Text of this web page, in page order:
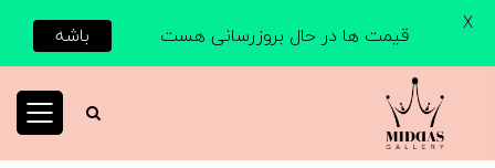
قیمت ها در حال بروزرسانی هست باشه X